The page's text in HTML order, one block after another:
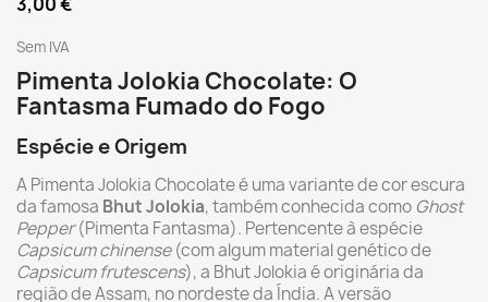
Sem IVA
Pimenta Jolokia Chocolate: O
Fantasma Fumado do Fogo
Espécie e Origem
A Pimenta Jolokia Chocolate é uma variante de cor escura
da famosa Bhut Jolokia, também conhecida como Ghost
Pepper(Pimenta Fantasma). Pertencente à espécie
Capsicum chinense(com algum material genético de
Capsicum frutescens), a Bhut Jolokia é originária da
região de Assam, no nordeste da Índia. A versão